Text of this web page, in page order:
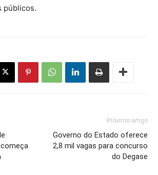
públicos.
Próximo artigo
Governo do Estado oferece
2,8 mil vagas para concurso
do Degase